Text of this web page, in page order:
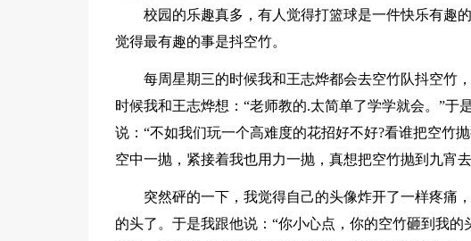
校园的乐趣真多，有人觉得打篮球是一件快乐有趣
觉得最有趣的事是抖空竹。
每周星期三的时候我和王志烨都会去空竹队抖空竹
时候我和王志烨想：“老师教的.太简单了学学就会。”于
说：“不如我们玩一个高难度的花招好不好?看谁把空竹
空中一抛，紧接着我也用力一抛，真想把空竹抛到九宵
突然砰的一下，我觉得自己的头像炸开了一样疼痛
的头了。于是我跟他说：“你小心点，你的空竹砸到我